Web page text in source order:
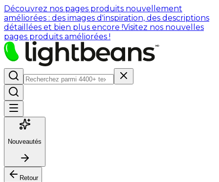
Découvrez nos pages produits nouvellement
améliorées : des images d'inspiration, des descriptions
détaillées et bien plus encore !Visitez nos nouvelles
pages produits améliorées !
Nouveautés
Retour